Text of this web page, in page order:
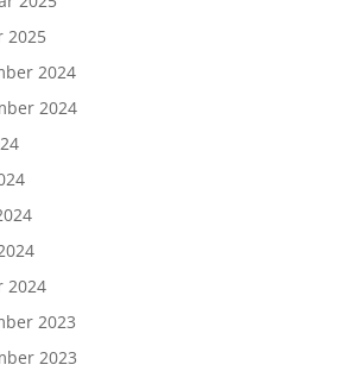
2025
2024
2024
2024
2023
2023